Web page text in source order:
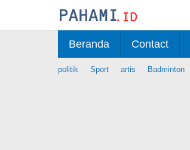
Beranda Contact
politik Sport artis Badminton